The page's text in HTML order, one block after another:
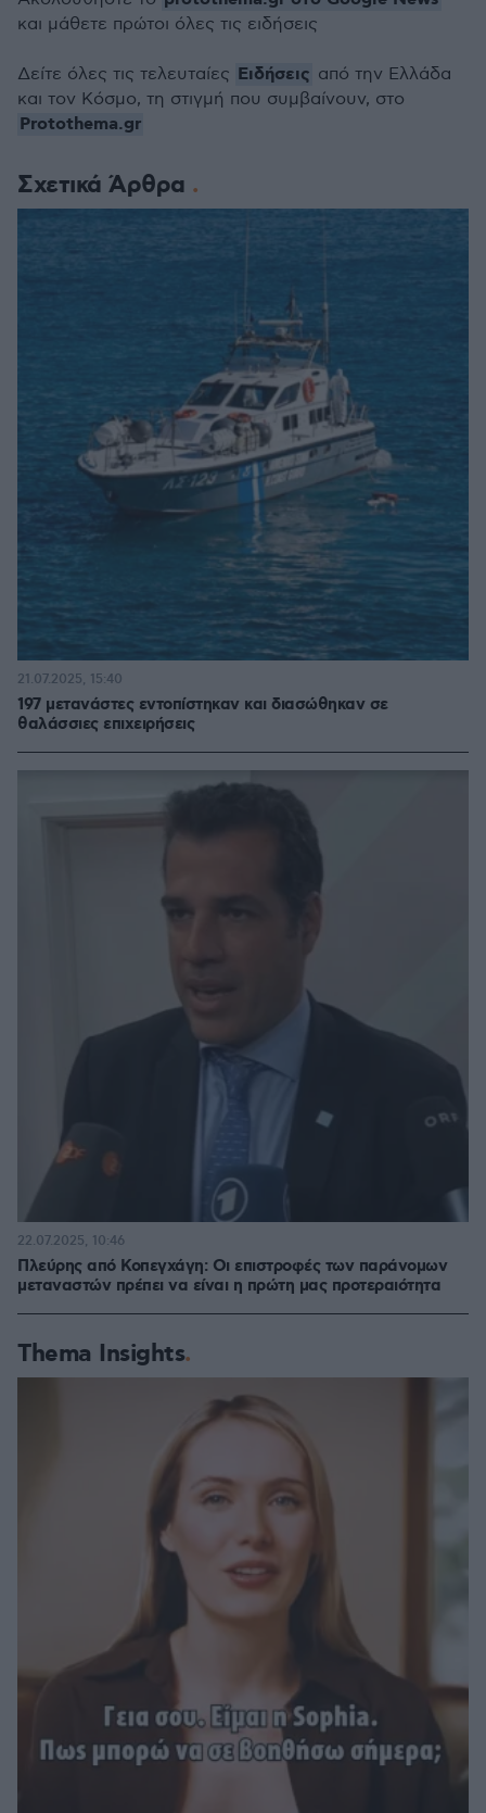
Σχετικά Άρθρα
197 μετανάστες εντοπίστηκαν και διασώθηκαν σε
θαλάσσιες επιχειρήσεις
21.07.2025, 15:40
Πλεύρης από Κοπεγχάγη: Οι επιστροφές των παράνομων
μεταναστών πρέπει να είναι η πρώτη μας προτεραιότητα
22.07.2025, 10:46
Thema Insights
και μάθετε πρώτοι όλες τις ειδήσεις
Δείτε όλες τις τελευταίες Ειδήσεις από την Ελλάδα
και τον Κόσμο, τη στιγμή που συμβαίνουν, στο
Protothema.gr